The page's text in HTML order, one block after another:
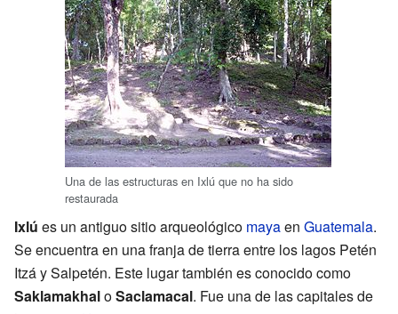
Una de las estructuras en Ixlú que no ha sido
restaurada
Ixlú es un antiguo sitio arqueológico mayaen Guatemala.
Se encuentra en una franja de tierra entre los lagos Petén
Itzá y Salpetén. Este lugar también es conocido como
SaklamakhaloSaclamacal. Fue una de las capitales de